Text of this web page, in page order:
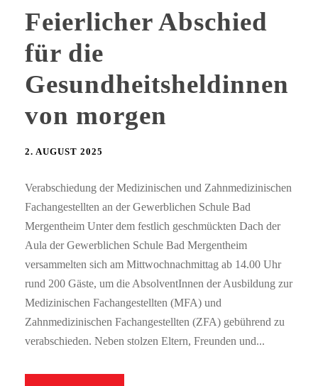
Feierlicher Abschied
für die
Gesundheitsheldinnen
von morgen
2. AUGUST 2025
Verabschiedung der Medizinischen und Zahnmedizinischen
Fachangestellten an der Gewerblichen Schule Bad
Mergentheim Unter dem festlich geschmückten Dach der
Aula der Gewerblichen Schule Bad Mergentheim
versammelten sich am Mittwochnachmittag ab 14.00 Uhr
rund 200 Gäste, um die AbsolventInnen der Ausbildung zur
Medizinischen Fachangestellten (MFA) und
Zahnmedizinischen Fachangestellten (ZFA) gebührend zu
verabschieden. Neben stolzen Eltern, Freunden und...